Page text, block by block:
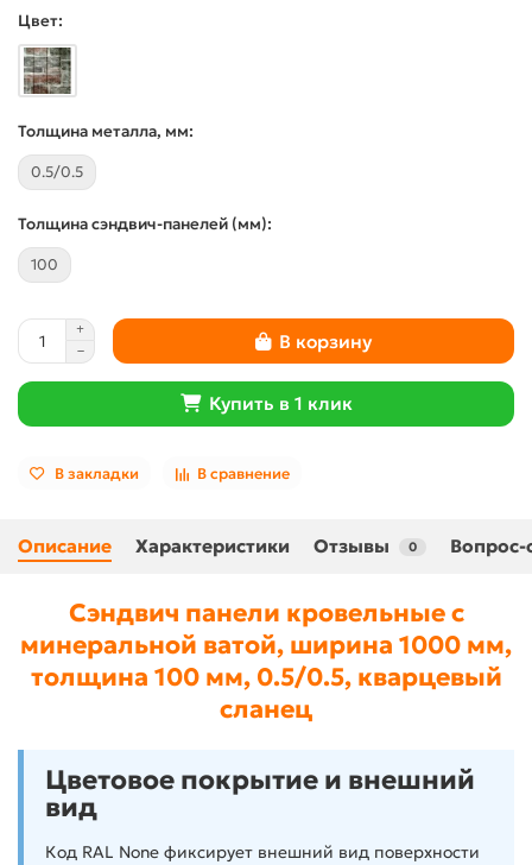
Цвет:
Толщина металла, мм:
0.5/0.5
Толщина сэндвич-панелей (мм):
100
В корзину
Купить в 1 клик
В закладки В сравнение
Описание Характеристики Отзывы 0 Вопрос-
Сэндвич панели кровельные с
минеральной ватой, ширина 1000 мм,
толщина 100 мм, 0.5/0.5, кварцевый
сланец
Цветовое покрытие и внешний
вид
Код RAL None фиксирует внешний вид поверхности